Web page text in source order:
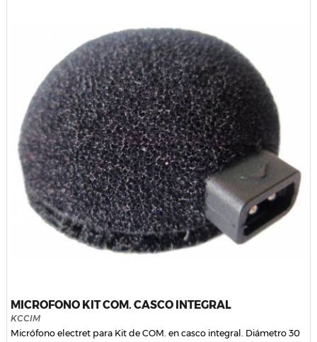
MICROFONO KIT COM. CASCO INTEGRAL
KCCIM
Micrófono electret para Kit de COM. en casco integral. Diámetro 30